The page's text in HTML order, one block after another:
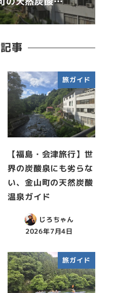
事
旅ガイド
【福島・会津旅行】世
界の炭酸泉にも劣らな
い、金山町の天然炭酸
温泉ガイド
じろちゃん
2026年7月4日
旅ガイド